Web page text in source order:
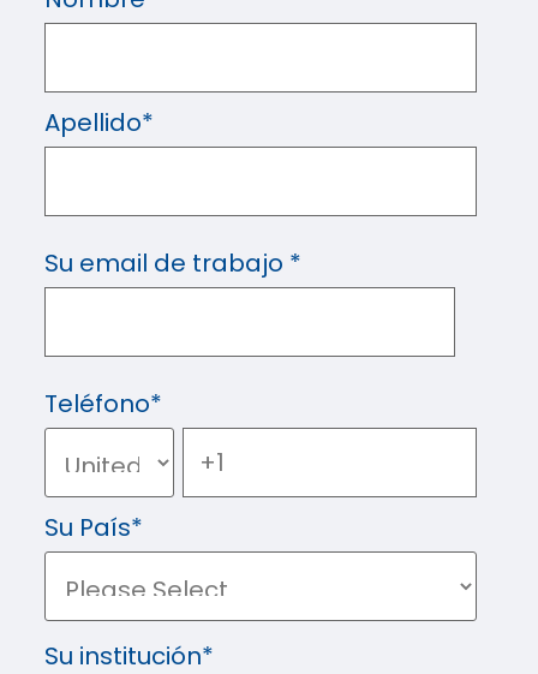
Apellido*
Su email de trabajo *
Teléfono*
Su País*
Su institución*